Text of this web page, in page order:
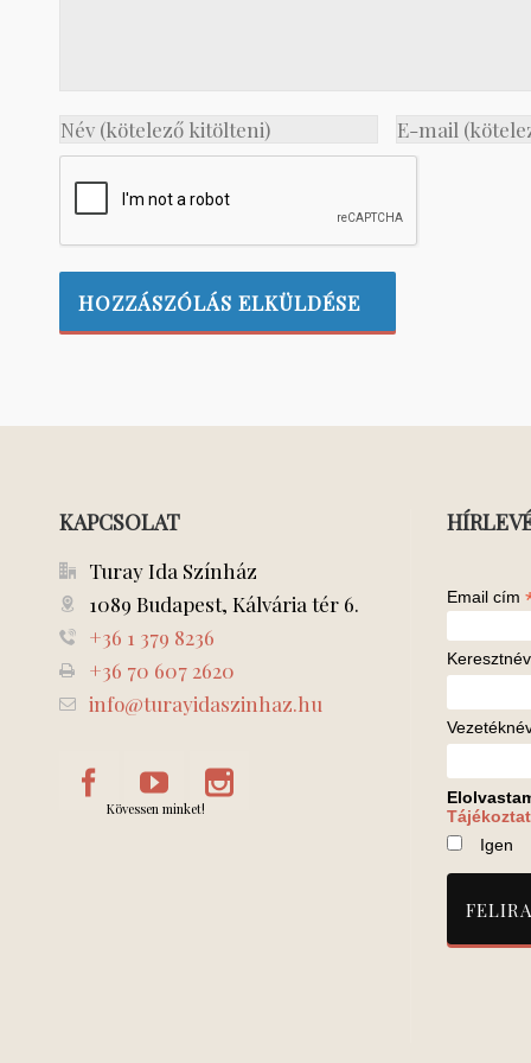
KAPCSOLAT
Turay Ida Színház
1089 Budapest, Kálvária tér 6.
+36 1 379 8236
+36 70 607 2620
info@turayidaszinhaz.hu
Kövessen minket!
Email cím
Keresztnév
Igen